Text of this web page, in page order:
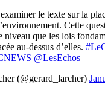
le texte sur la
Cette
niveau que les lois
au-dessus d’elles.
@LesEchos
(@gerard_larcher)